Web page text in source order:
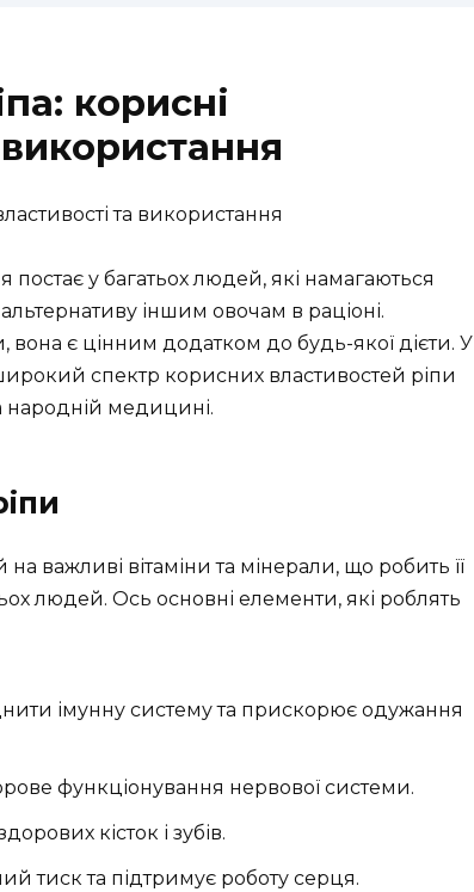
корисні
у багатьох людей, які намагаються
іншим овочам в раціоні.
вона є цінним додатком до будь-якої дієти. У
спектр корисних властивостей ріпи
народній медицині.
важливі вітаміни та мінерали, що робить її
людей. Ось основні елементи, які роблять
імунну систему та прискорює одужання
функціонування нервової системи.
кісток і зубів.
тиск та підтримує роботу серця.